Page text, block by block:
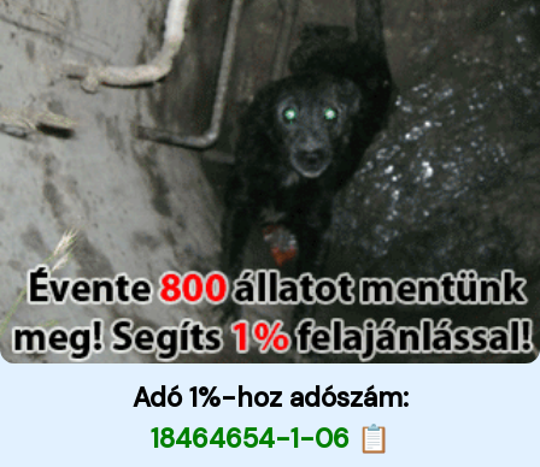
Adó 1%-hoz adószám:
18464654-1-06 📋